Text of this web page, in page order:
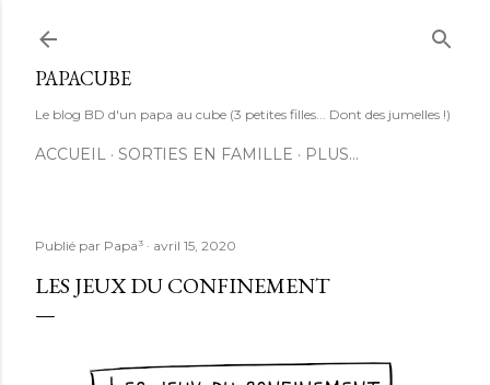
PAPACUBE
Le blog BD d'un papa au cube (3 petites filles... Dont des jumelles !)
ACCUEIL SORTIES EN FAMILLE PLUS…
Publié par Papa³ avril 15, 2020
LES JEUX DU CONFINEMENT